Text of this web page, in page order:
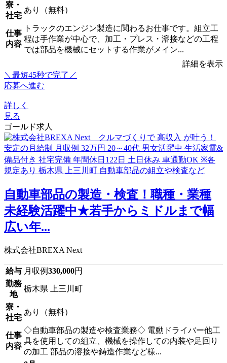
寮・
社宅
あり（無料）
仕事
内容
トラックのエンジン製造に関わるお仕事です。組立工
程は手作業が中心で、加工・プレス・溶接などの工程
では部品を機械にセットする作業がメイン...
詳細を表示
＼最短45秒で完了／
応募へ進む
詳しく
見る
ゴールド求人
自動車部品の製造・検査！職種・業種
未経験活躍中★若手からミドルまで幅
広い年...
株式会社BREXA Next
給与 月収例330,000円
勤務
地
栃木県 上三川町
寮・
社宅
あり（無料）
仕事
内容
◇自動車部品の製造や検査業務◇ 電動ドライバー他工
具を使用しての組立、機械を操作しての内装や足回り
の加工 部品の溶接や鋳造作業など様...